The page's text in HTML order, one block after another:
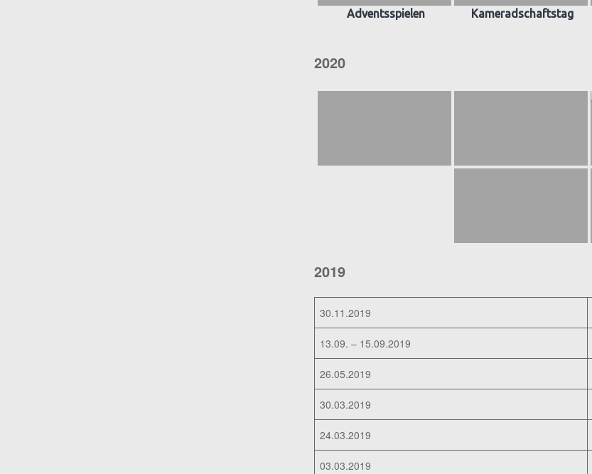
Adventsspielen Kameradschaftstag
2020
2019
30.11.2019
13.09. – 15.09.2019
26.05.2019
30.03.2019
24.03.2019
03.03.2019